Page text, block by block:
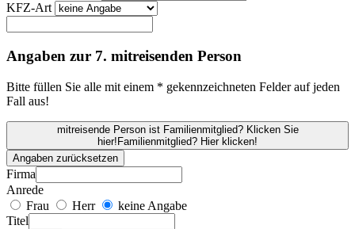
KFZ-Art
Angaben zur 7. mitreisenden Person
Bitte füllen Sie alle mit einem * gekennzeichneten Felder auf jeden
Fall aus!
mitreisende Person ist Familienmitglied? Klicken Sie
hier! Familienmitglied? Hier klicken!
Angaben zurücksetzen
Firma
Anrede
Frau
Herr
keine Angabe
Titel